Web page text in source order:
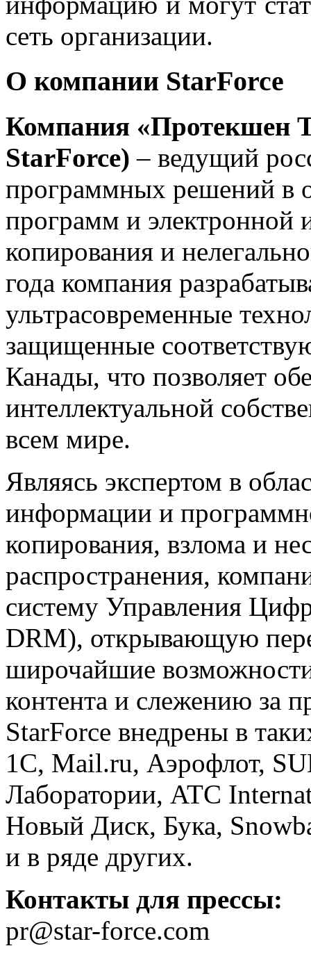
сеть организации.
О компании StarForce
Компания «Протекшен
StarForce) – ведущий
программных решений в
программ и электронной
копирования и
года компания
ультрасовременные
защищенные
Канады, что позволяет
интеллектуальной
всем мире.
Являясь экспертом в
информации и
копирования, взлома и
распространения,
систему Управления
DRM), открывающую
широчайшие
контента и слежению за
StarForce внедрены в
1С, Mail.ru, Аэрофлот,
Лаборатории, ATC
Новый Диск, Бука,
и в ряде других.
Контакты для прессы:
pr@star-force.com